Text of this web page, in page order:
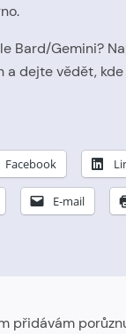
Bard/Gemini?
a dejte vědět,
Facebook
E-mail
přidávám